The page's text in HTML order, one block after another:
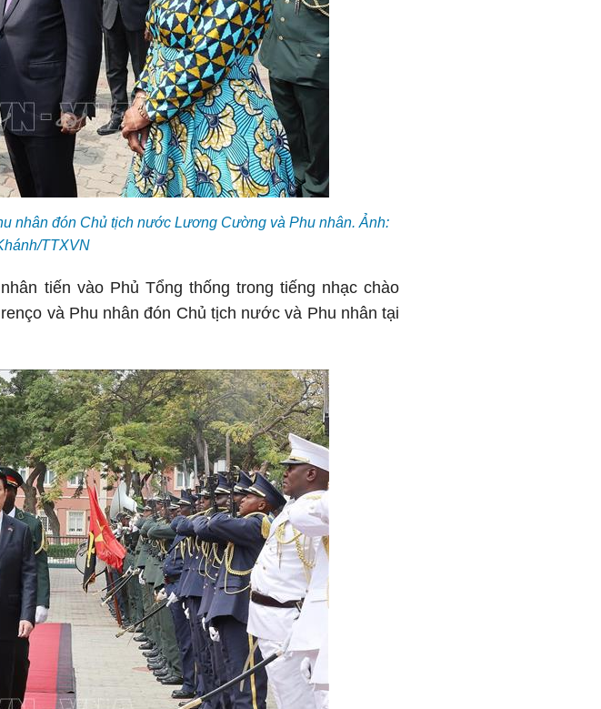
nhân đón Chủ tịch nước Lương Cường và Phu nhân. Ảnh:
TTXVN
tiến vào Phủ Tổng thống trong tiếng nhạc chào
và Phu nhân đón Chủ tịch nước và Phu nhân tại